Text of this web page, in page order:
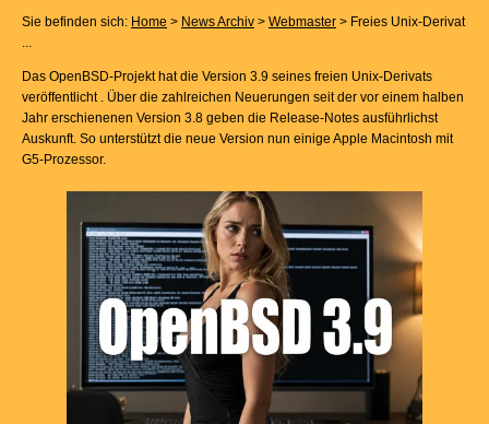
Sie befinden sich: Home > News Archiv > Webmaster > Freies Unix-Derivat
...
Das OpenBSD-Projekt hat die Version 3.9 seines freien Unix-Derivats
veröffentlicht . Über die zahlreichen Neuerungen seit der vor einem halben
Jahr erschienenen Version 3.8 geben die Release-Notes ausführlichst
Auskunft. So unterstützt die neue Version nun einige Apple Macintosh mit
G5-Prozessor.